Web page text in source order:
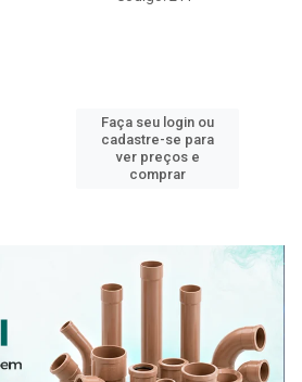
Faça seu login ou
cadastre-se para
ver preços e
comprar